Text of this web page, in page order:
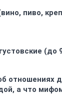
пиво,
(до
отношениях
а что